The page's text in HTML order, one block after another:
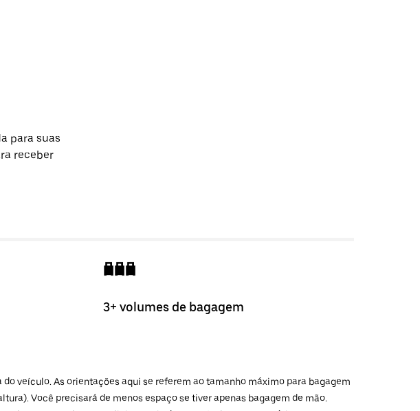
para suas
receber
3+ volumes de bagagem
veículo. As orientações aqui se referem ao tamanho máximo para bagagem
Você precisará de menos espaço se tiver apenas bagagem de mão.